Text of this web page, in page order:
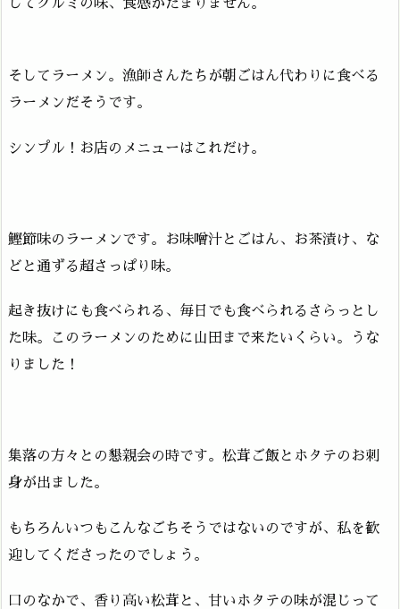
してクルミの味、食感がたまりません。
そしてラーメン。漁師さんたちが朝ごはん代わりに食べる
ラーメンだそうです。
シンプル！お店のメニューはこれだけ。
鰹節味のラーメンです。お味噌汁とごはん、お茶漬け、な
どと通ずる超さっぱり味。
起き抜けにも食べられる、毎日でも食べられるさらっとし
た味。このラーメンのために山田まで来たいくらい。うな
りました！
集落の方々との懇親会の時です。松茸ご飯とホタテのお刺
身が出ました。
もちろんいつもこんなごちそうではないのですが、私を歓
迎してくださったのでしょう。
口のなかで、香り高い松茸と、甘いホタテの味が混じって